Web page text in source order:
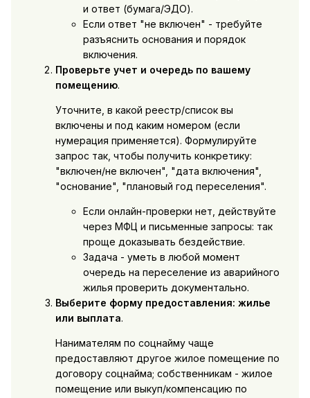
и ответ (бумага/ЭДО).
Если ответ "не включен" - требуйте
разъяснить основания и порядок
включения.
Проверьте учет и очередь по вашему
помещению.
Уточните, в какой реестр/список вы
включены и под каким номером (если
нумерация применяется). Формулируйте
запрос так, чтобы получить конкретику:
"включен/не включен", "дата включения",
"основание", "плановый год переселения".
Если онлайн-проверки нет, действуйте
через МФЦ и письменные запросы: так
проще доказывать бездействие.
Задача - уметь в любой момент
очередь на переселение из аварийного
жилья проверить документально.
Выберите форму предоставления: жилье
или выплата.
Нанимателям по соцнайму чаще
предоставляют другое жилое помещение по
договору соцнайма; собственникам - жилое
помещение или выкуп/компенсацию по